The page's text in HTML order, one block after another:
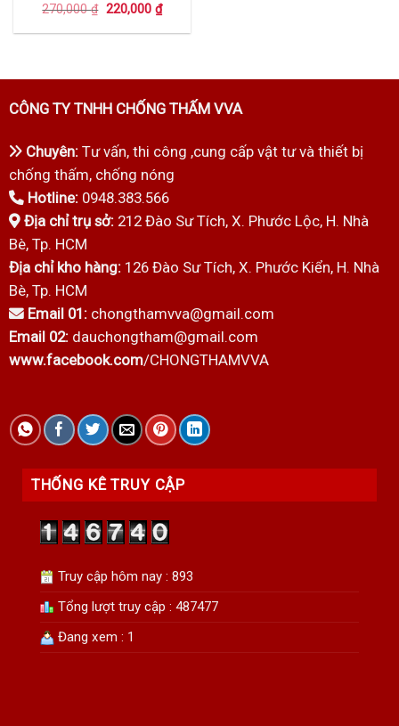
270,000₫ Giá
là:
220,000 ₫Giá
hiện
tại
CÔNG TY TNHH CHỐNG THẤM VVA
Chuyên:Tư vấn, thi công ,cung cấp vật tư và thiết bị
chống thấm, chống nóng
Hotline:0948.383.566
Địa chỉ trụ sở:212 Đào Sư Tích, X. Phước Lộc, H. Nhà
Bè, Tp. HCM
Địa chỉ kho hàng:126 Đào Sư Tích, X. Phước Kiển, H. Nhà
Bè, Tp. HCM
Email 01:chongthamvva@gmail.com
Email 02:dauchongtham@gmail.com
www.facebook.com/CHONGTHAMVVA
THỐNG KÊ TRUY CẬP
Truy cập hôm nay : 893
Tổng lượt truy cập : 487477
Đang xem : 1